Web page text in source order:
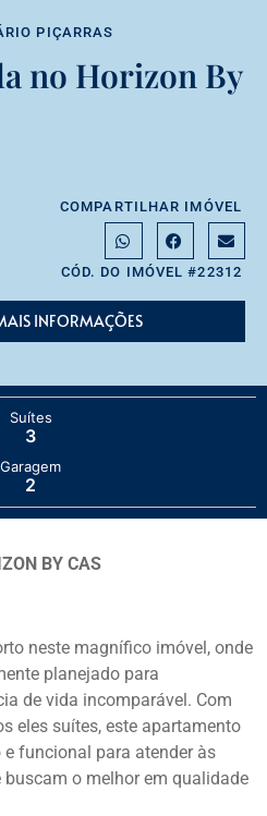
PIÇARRAS
no Horizon By
COMPARTILHAR IMÓVEL
CÓD. DO IMÓVEL #22312
INFORMAÇÕES
Suítes
3
Garagem
2
BY CAS
neste magnífico imóvel, onde
planejado para
de vida incomparável. Com
eles suítes, este apartamento
funcional para atender às
buscam o melhor em qualidade